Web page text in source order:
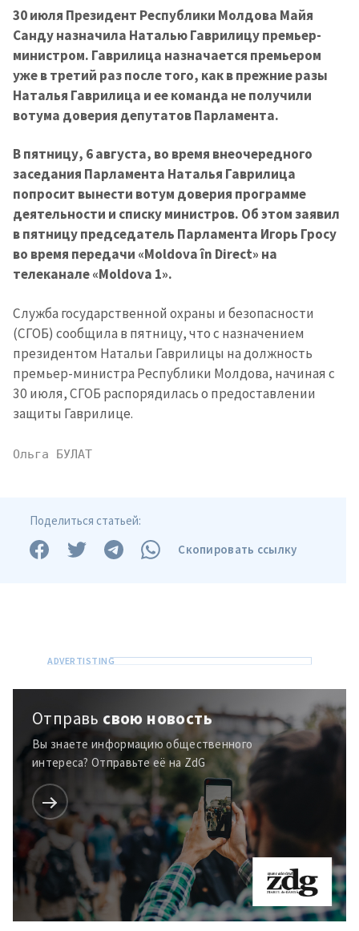
Отправить
О ZDG
în Română
30 июля Президент Республики Молдова Майя
Санду назначила Наталью Гаврилицу премьер-
министром. Гаврилица назначается премьером
уже в третий раз после того, как в прежние разы
Наталья Гаврилица и ее команда не получили
вотума доверия депутатов Парламента.
В пятницу, 6 августа, во время внеочередного
заседания Парламента Наталья Гаврилица
попросит вынести вотум доверия программе
деятельности и списку министров. Об этом заявил
в пятницу председатель Парламента Игорь Гросу
во время передачи «Moldova în Direct» на
телеканале «Moldova 1».
Служба государственной охраны и безопасности
(СГОБ) сообщила в пятницу, что с назначением
президентом Натальи Гаврилицы на должность
премьер-министра Республики Молдова, начиная с
30 июля, СГОБ распорядилась о предоставлении
защиты Гаврилице.
Ольга БУЛАТ
Поделиться статьей:
Скопировать ссылку
Отправь свою новость
Вы знаете информацию общественного
интереса? Отправьте её на ZdG